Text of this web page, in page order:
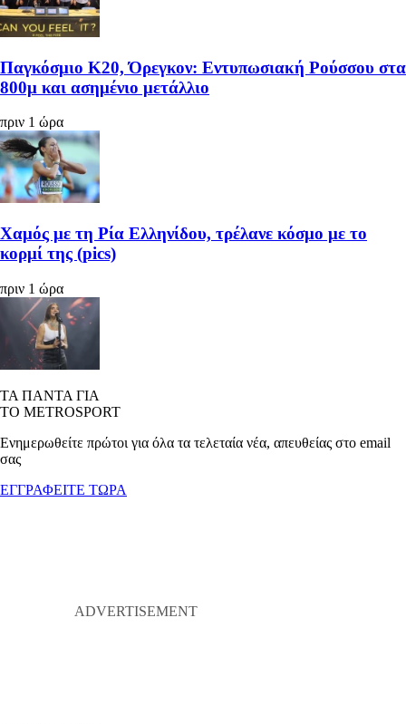
Παγκόσμιο Κ20, Όρεγκον: Εντυπωσιακή Ρούσσου στα
800μ και ασημένιο μετάλλιο
πριν 1 ώρα
Χαμός με τη Ρία Ελληνίδου, τρέλανε κόσμο με το
κορμί της (pics)
πριν 1 ώρα
ΤΑ ΠΑΝΤΑ ΓΙΑ
ΤΟ METROSPORT
Ενημερωθείτε πρώτοι για όλα τα τελεταία νέα, απευθείας στο email
σας
ΕΓΓΡΑΦΕΙΤΕ ΤΩΡΑ